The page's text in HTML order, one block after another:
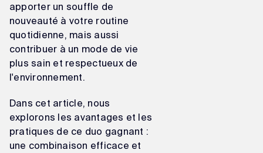
apporter un souffle de
nouveauté à votre routine
quotidienne, mais aussi
contribuer à un mode de vie
plus sain et respectueux de
l'environnement.
Dans cet article, nous
explorons les avantages et les
pratiques de ce duo gagnant :
une combinaison efficace et